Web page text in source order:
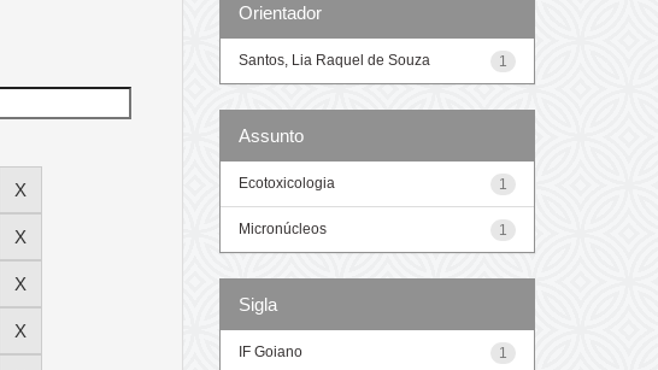
Orientador
1
Santos, Lia Raquel de Souza
Assunto
1
Ecotoxicologia
1
Micronúcleos
Sigla
1
IF Goiano